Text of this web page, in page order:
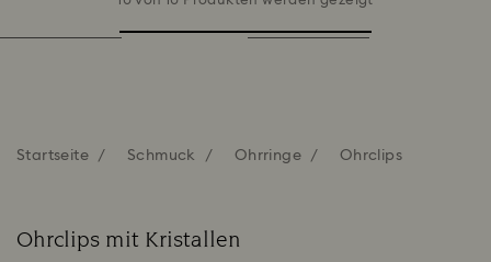
Startseite Schmuck Ohrringe Ohrclips
Ohrclips mit Kristallen